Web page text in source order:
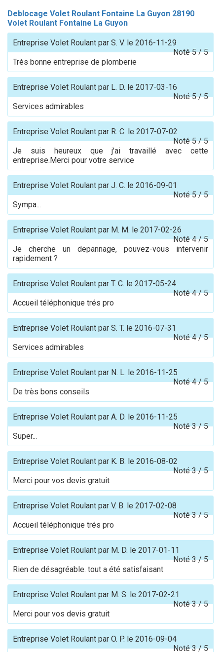
Deblocage Volet Roulant Fontaine La Guyon 28190
Volet Roulant Fontaine La Guyon
Entreprise Volet Roulant par S. V. le 2016-11-29
Noté5/5
Très bonne entreprise de plomberie
Entreprise Volet Roulant par L. D. le 2017-03-16
Noté5/5
Services admirables
Entreprise Volet Roulant par R. C. le 2017-07-02
Noté5/5
Je suis heureux que j'ai travaillé avec cette
entreprise.Merci pour votre service
Entreprise Volet Roulant par J. C. le 2016-09-01
Noté5/5
Sympa...
Entreprise Volet Roulant par M. M. le 2017-02-26
Noté4/5
Je cherche un depannage, pouvez-vous intervenir
rapidement ?
Entreprise Volet Roulant par T. C. le 2017-05-24
Noté4/5
Accueil téléphonique trés pro
Entreprise Volet Roulant par S. T. le 2016-07-31
Noté4/5
Services admirables
Entreprise Volet Roulant par N. L. le 2016-11-25
Noté4/5
De très bons conseils
Entreprise Volet Roulant par A. D. le 2016-11-25
Noté3/5
Super...
Entreprise Volet Roulant par K. B. le 2016-08-02
Noté3/5
Merci pour vos devis gratuit
Entreprise Volet Roulant par V. B. le 2017-02-08
Noté3/5
Accueil téléphonique trés pro
Entreprise Volet Roulant par M. D. le 2017-01-11
Noté3/5
Rien de désagréable. tout a été satisfaisant
Entreprise Volet Roulant par M. S. le 2017-02-21
Noté3/5
Merci pour vos devis gratuit
Entreprise Volet Roulant par O. P. le 2016-09-04
Noté3/5